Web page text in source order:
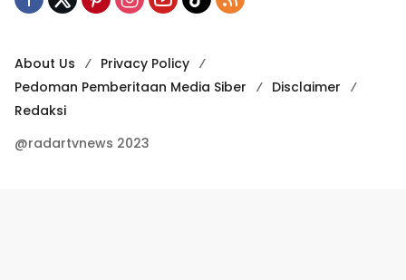
About Us
Privacy Policy
Pedoman Pemberitaan Media Siber
Disclaimer
Redaksi
@radartvnews 2023